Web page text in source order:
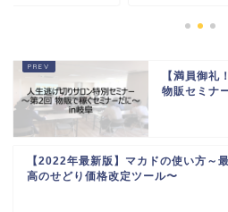
【満員御
物販セミナ
【2022年最新版】マカドの使い方～最
高のせどり価格改定ツール〜